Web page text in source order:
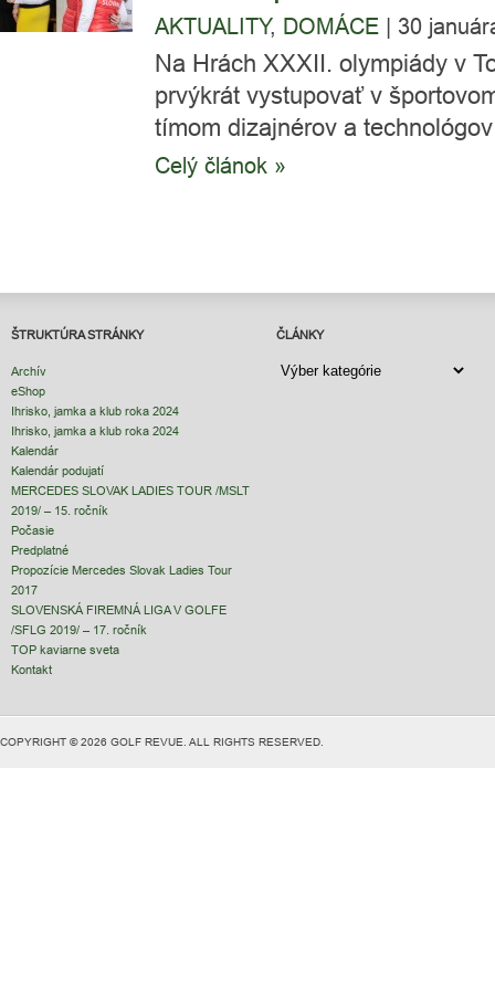
AKTUALITY, DOMÁCE | 30
Na Hrách XXXII. olympiády v
prvýkrát vystupovať v
tímom dizajnérov a
Celý článok »
ŠTRUKTÚRA STRÁNKY
Archív
eShop
Ihrisko, jamka a klub roka 2024
Ihrisko, jamka a klub roka 2024
Kalendár
Kalendár podujatí
MERCEDES SLOVAK LADIES TOUR /MSLT
2019/ – 15. ročník
Počasie
Predplatné
Propozície Mercedes Slovak Ladies Tour
2017
SLOVENSKÁ FIREMNÁ LIGA V GOLFE
/SFLG 2019/ – 17. ročník
TOP kaviarne sveta
Kontakt
ČLÁNKY
ČLÁNKY
COPYRIGHT © 2026 GOLF REVUE. ALL RIGHTS RESERVED.